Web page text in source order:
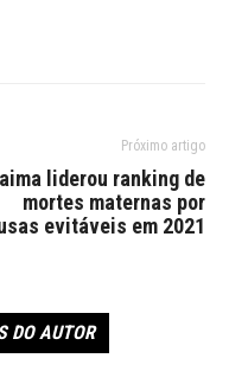
Próximo artigo
liderou ranking de
mortes maternas por
evitáveis em 2021
DO AUTOR